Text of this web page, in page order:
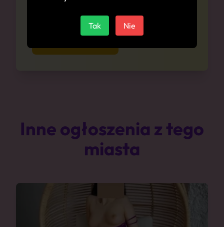
Inne ogłoszenia z tego
miasta
Tak Nie